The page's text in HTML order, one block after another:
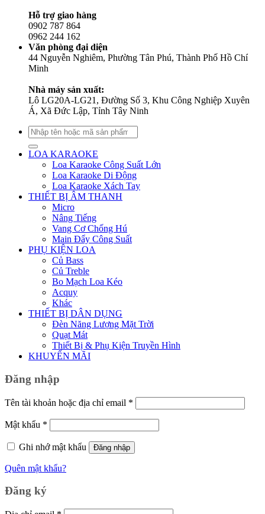
Hỗ trợ giao hàng
0902 787 864
0962 244 162
Văn phòng đại diện
44 Nguyễn Nghiêm, Phường Tân Phú, Thành Phố Hồ Chí
Minh
Nhà máy sản xuất:
Lô LG20A-LG21, Đường Số 3, Khu Công Nghiệp Xuyên
Á, Xã Đức Lập, Tỉnh Tây Ninh
Tìm
kiếm:
LOA KARAOKE
Loa Karaoke Công Suất Lớn
Loa Karaoke Di Động
Loa Karaoke Xách Tay
THIẾT BỊ ÂM THANH
Micro
Nâng Tiếng
Vang Cơ Chống Hú
Main Đẩy Công Suất
PHỤ KIỆN LOA
Củ Bass
Củ Treble
Bo Mạch Loa Kéo
Acquy
Khác
THIẾT BỊ DÂN DỤNG
Đèn Năng Lượng Mặt Trời
Quạt Mát
Thiết Bị & Phụ Kiện Truyền Hình
KHUYẾN MÃI
Đăng nhập
Tên tài khoản hoặc địa chỉ email *
buộc
Mật khẩu *
buộc
Ghi nhớ mật khẩu
Đăng nhập
Quên mật khẩu?
Đăng ký